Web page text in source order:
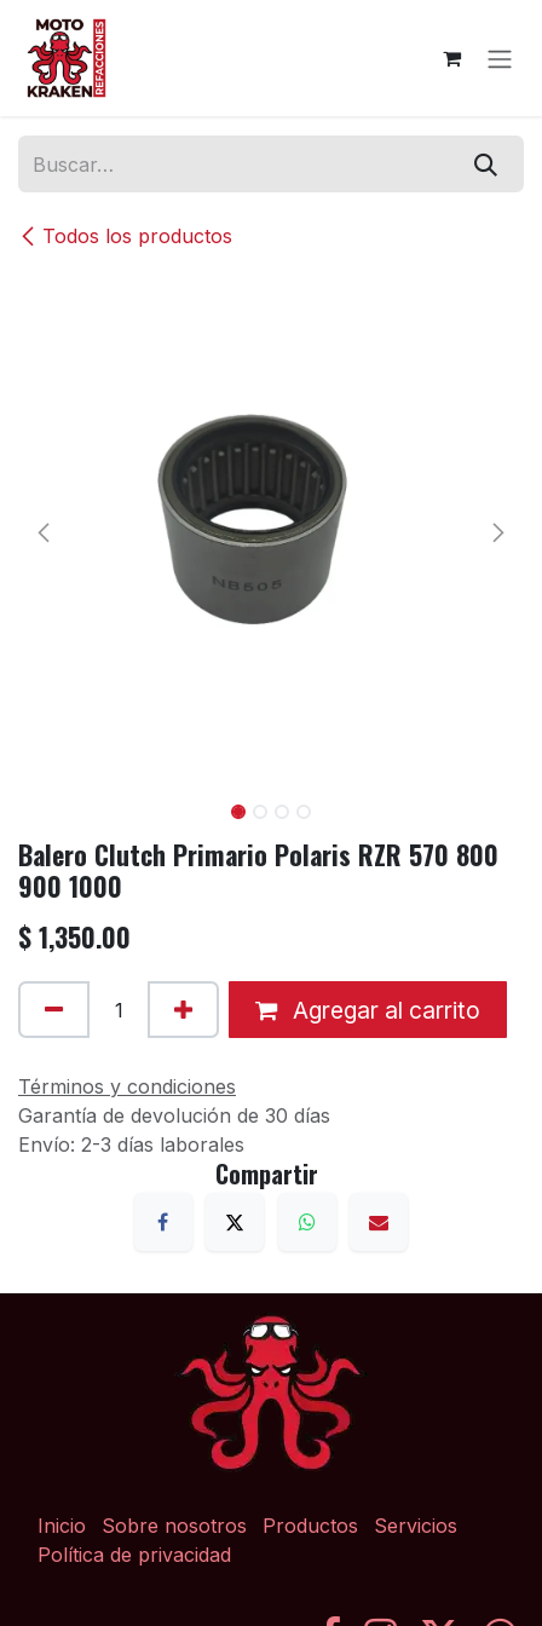
Ir al contenido
Todos los productos
Balero Clutch Primario Polaris RZR 570 800
900 1000
$1,350.00
Agregar al carrito
Términos y condiciones
Garantía de devolución de 30 días
Envío: 2-3 días laborales
Compartir
Inicio Sobre nosotros Productos
Servicios
Política de privacidad